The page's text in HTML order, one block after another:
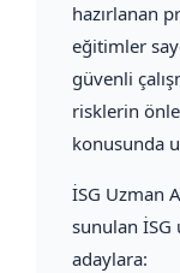
hazırlanan
eğitimler
güvenli
risklerin
konusunda
İSG Uzman
sunulan İSG
adaylara: